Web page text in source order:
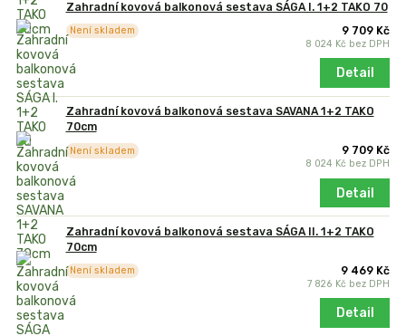
Zahradní kovová balkonová sestava SÁGA I. 1+2 TAKO 70
9 709 Kč
8 024 Kč bez DPH
Není skladem
Detail
Zahradní kovová balkonová sestava SAVANA 1+2 TAKO
70cm
9 709 Kč
8 024 Kč bez DPH
Není skladem
Detail
Zahradní kovová balkonová sestava SÁGA II. 1+2 TAKO
70cm
9 469 Kč
7 826 Kč bez DPH
Není skladem
Detail